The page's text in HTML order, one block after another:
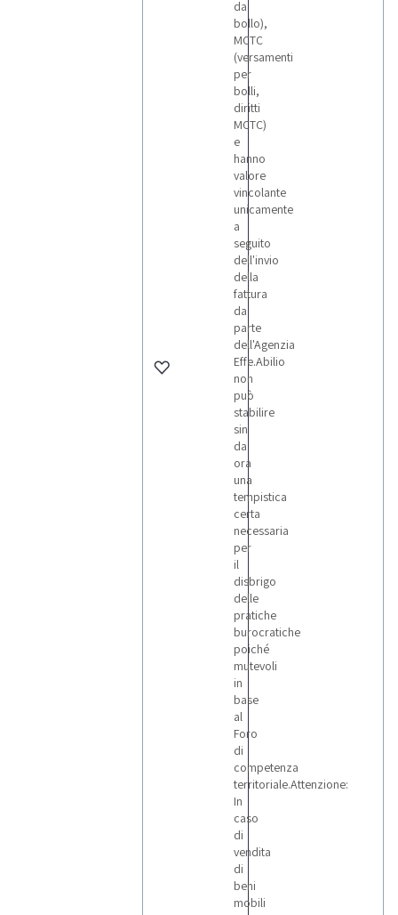
da
bollo),
MCTC
(versamenti
per
bolli,
diritti
MCTC)
e
hanno
valore
vincolante
unicamente
a
seguito
dell'invio
della
fattura
da
parte
dell'Agenzia
Effe.Abilio
non
può
stabilire
sin
da
ora
una
tempistica
certa
necessaria
per
il
disbrigo
delle
pratiche
burocratiche
poiché
mutevoli
in
base
al
Foro
di
competenza
territoriale.Attenzione:
In
caso
di
vendita
di
beni
mobili